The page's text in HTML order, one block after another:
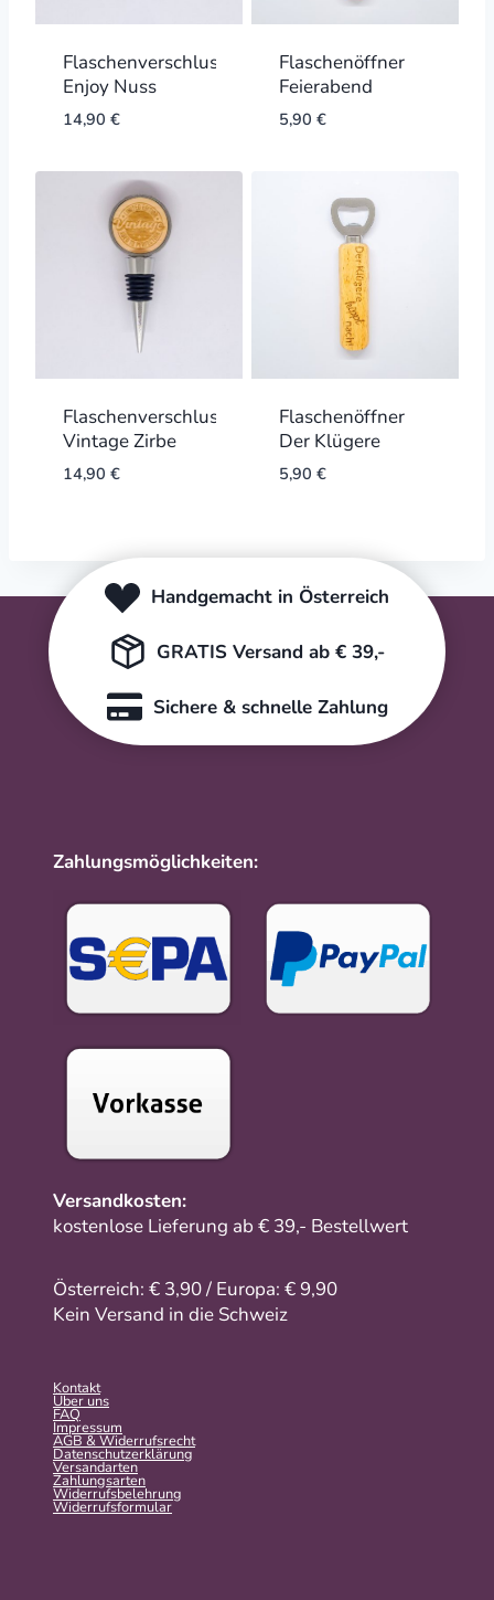
Flaschenverschluss
Enjoy Nuss
14,90 €
Flaschenöffner
Feierabend
5,90 €
Flaschenverschluss
Vintage Zirbe
14,90 €
Flaschenöffner
Der Klügere
5,90 €
Handgemacht in Österreich
GRATIS Versand ab € 39,-
Sichere & schnelle Zahlung
Zahlungsmöglichkeiten:
Versandkosten:
kostenlose Lieferung ab € 39,- Bestellwert
Österreich: € 3,90 / Europa: € 9,90
Kein Versand in die Schweiz
Kontakt
Über uns
FAQ
Impressum
AGB & Widerrufsrecht
Datenschutzerklärung
Versandarten
Zahlungsarten
Widerrufsbelehrung
Widerrufs­formular